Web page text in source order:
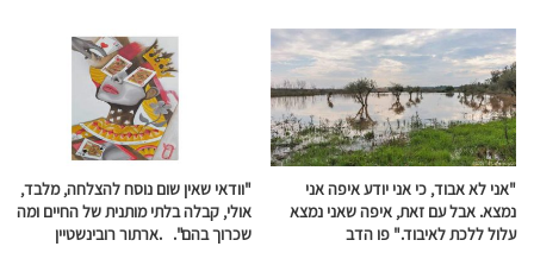
"אני לא אבוד, כי אני יודע איפה אני
נמצא. אבל עם זאת, איפה שאני נמצא
עלול ללכת לאיבוד." פו הדב
"וודאי שאין שום נוסח להצלחה, מלבד,
אולי, קבלה בלתי מותנית של החיים ומה
שכרוך בהם". .ארתור רובינשטיין